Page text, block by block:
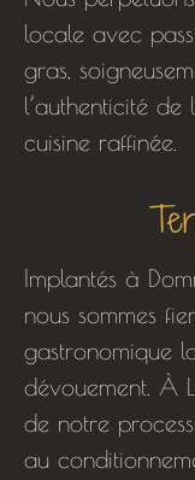
locale avec
gras,
l’authenticité
cuisine raffinée.
Implantés à
nous sommes
gastronomique
dévouement. À
de notre
au